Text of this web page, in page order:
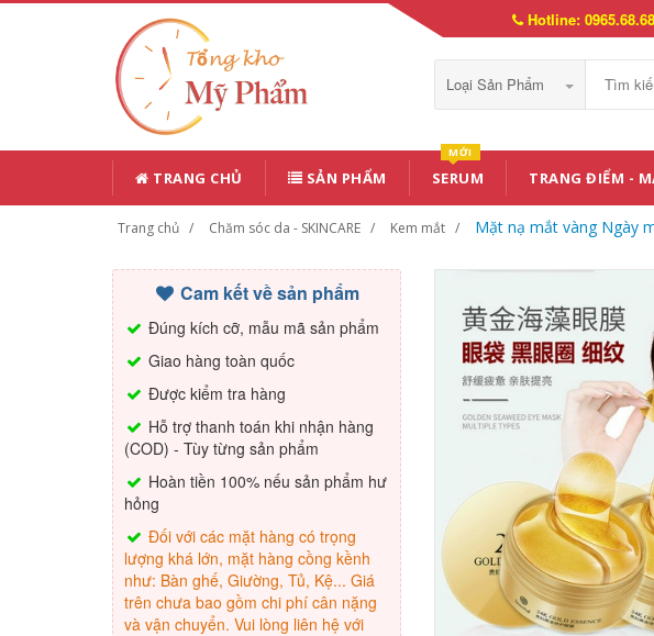
Hotline:
Loại Sản Phẩm
TRANG CHỦ SẢN PHẨM SERUM
MỚI
TRANG ĐIỂM -
Trang chủ Chăm sóc da - SKINCARE Kem mắt Mặt nạ mắt vàng Ngày
Cam kết về sản phẩm
Đúng kích cỡ, mẫu mã sản phẩm
Giao hàng toàn quốc
Được kiểm tra hàng
Hỗ trợ thanh toán khi nhận hàng
(COD) - Tùy từng sản phẩm
Hoàn tiền 100% nếu sản phẩm hư
hỏng
Đối với các mặt hàng có trọng
lượng khá lớn, mặt hàng cồng kềnh
như: Bàn ghế, Giường, Tủ, Kệ... Giá
trên chưa bao gồm chi phí cân nặng
và vận chuyển. Vui lòng liên hệ với